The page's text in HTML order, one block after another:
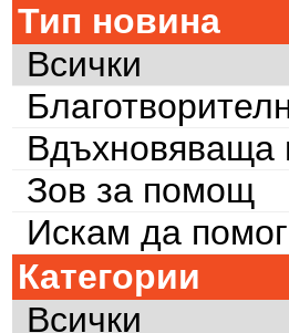
Тип новина
Всички
Вдъхновяваща
Зов за помощ
Искам да
Категории
Всички